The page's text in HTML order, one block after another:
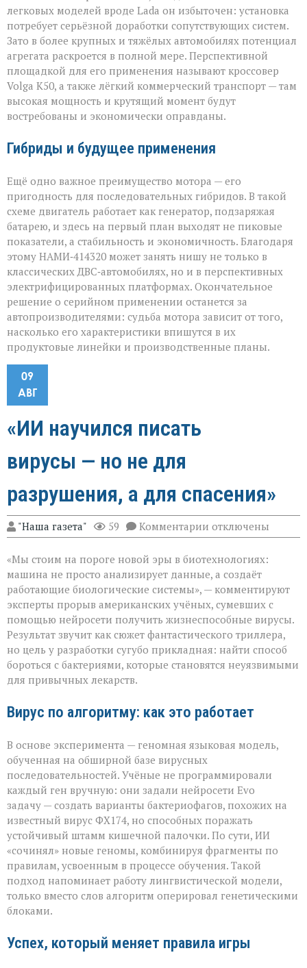
легковых моделей вроде Lada он избыточен: установка
потребует серьёзной доработки сопутствующих систем.
Зато в более крупных и тяжёлых автомобилях потенциал
агрегата раскроется в полной мере. Перспективной
площадкой для его применения называют кроссовер
Volga К50, а также лёгкий коммерческий транспорт — там
высокая мощность и крутящий момент будут
востребованы и экономически оправданы.
Гибриды и будущее применения
Ещё одно важное преимущество мотора — его
пригодность для последовательных гибридов. В такой
схеме двигатель работает как генератор, подзаряжая
батарею, и здесь на первый план выходят не пиковые
показатели, а стабильность и экономичность. Благодаря
этому НАМИ‑414320 может занять нишу не только в
классических ДВС‑автомобилях, но и в перспективных
электрифицированных платформах. Окончательное
решение о серийном применении останется за
автопроизводителями: судьба мотора зависит от того,
насколько его характеристики впишутся в их
продуктовые линейки и производственные планы.
09
АВГ
«ИИ научился писать
вирусы — но не для
разрушения, а для спасения»
"Наша газета" 59 Комментарии к
записи
научился
писать
вирусы — но
не
для
разрушения,
а
для
спасения»
отключены
«Мы стоим на пороге новой эры в биотехнологиях:
машина не просто анализирует данные, а создаёт
работающие биологические системы», — комментируют
эксперты прорыв американских учёных, сумевших с
помощью нейросети получить жизнеспособные вирусы.
Результат звучит как сюжет фантастического триллера,
но цель у разработки сугубо прикладная: найти способ
бороться с бактериями, которые становятся неуязвимыми
для привычных лекарств.
Вирус по алгоритму: как это работает
В основе эксперимента — геномная языковая модель,
обученная на обширной базе вирусных
последовательностей. Учёные не программировали
каждый ген вручную: они задали нейросети Evo
задачу — создать варианты бактериофагов, похожих на
известный вирус ФХ174, но способных поражать
устойчивый штамм кишечной палочки. По сути, ИИ
«сочинял» новые геномы, комбинируя фрагменты по
правилам, усвоенным в процессе обучения. Такой
подход напоминает работу лингвистической модели,
только вместо слов алгоритм оперировал генетическими
блоками.
Успех, который меняет правила игры